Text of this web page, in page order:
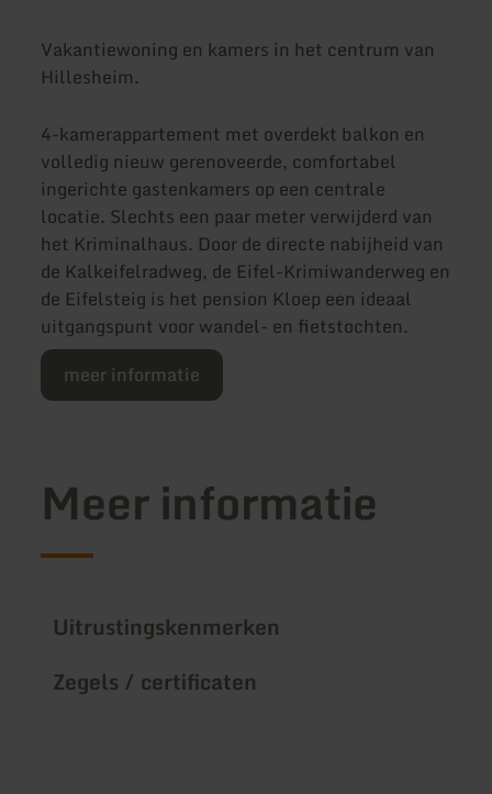
Vakantiewoning en kamers in het centrum van
Hillesheim.
4-kamerappartement met overdekt balkon en
volledig nieuw gerenoveerde, comfortabel
ingerichte gastenkamers op een centrale
locatie. Slechts een paar meter verwijderd van
het Kriminalhaus. Door de directe nabijheid van
de Kalkeifelradweg, de Eifel-Krimiwanderweg en
de Eifelsteig is het pension Kloep een ideaal
uitgangspunt voor wandel- en fietstochten.
meer informatie
Meer informatie
Uitrustingskenmerken
Zegels / certificaten